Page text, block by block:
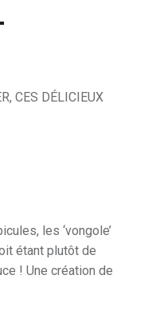
CES DÉLICIEUX
les ‘vongole’
étant plutôt de
! Une création de